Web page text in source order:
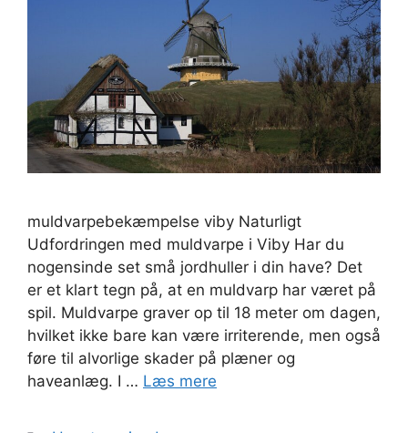
muldvarpebekæmpelse viby Naturligt
Udfordringen med muldvarpe i Viby Har du
nogensinde set små jordhuller i din have? Det
er et klart tegn på, at en muldvarp har været på
spil. Muldvarpe graver op til 18 meter om dagen,
hvilket ikke bare kan være irriterende, men også
føre til alvorlige skader på plæner og
haveanlæg. I … Læs mere